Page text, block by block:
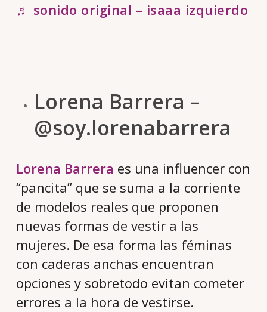
♬ sonido original – isaaa izquierdo
Lorena Barrera –
@soy.lorenabarrera
Lorena Barrera es una influencer con
“pancita” que se suma a la corriente
de modelos reales que proponen
nuevas formas de vestir a las
mujeres. De esa forma las féminas
con caderas anchas encuentran
opciones y sobretodo evitan cometer
errores a la hora de vestirse.